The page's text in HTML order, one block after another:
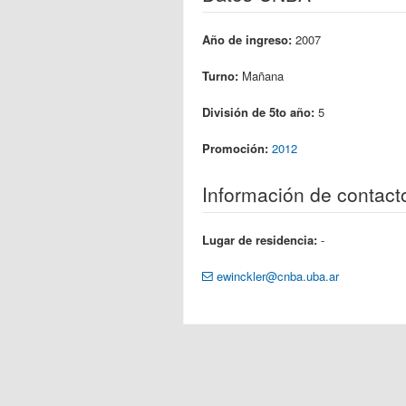
Año de ingreso: 2007
Turno: Mañana
División de 5to año: 5
Promoción: 2012
Información de
Lugar de residencia: -
ewinckler@cnba.uba.ar